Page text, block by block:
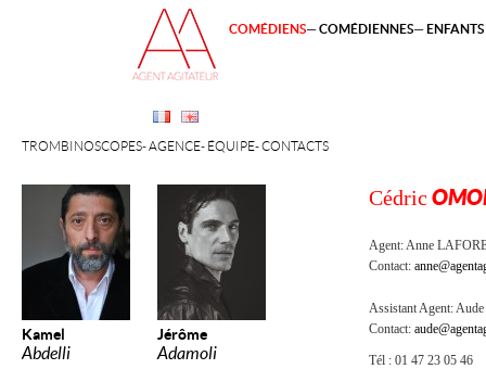
Kamel
Abdelli
Jérôme
Adamoli
TROMBINOSCOPES AGENCE ÉQUIPE CONTACTS
COMÉDIENS COMÉDIENNES
Cédric
Agent:Anne
Contact:
Assistant Agent:Aude
Contact:
Tél : 01 47 23 05 46